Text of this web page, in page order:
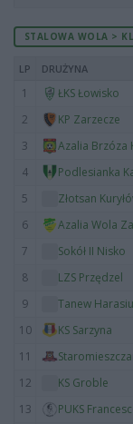
STALOWA WOLA >
LP DRUŻYNA
1 ŁKS Łowisko
2
KP Zarzecze
3
Azalia Brzóza
4
Podlesianka
5
Złotsan
6
Azalia Wola
7
Sokół II Nisko
8
LZS Przędzel
9
Tanew
10
KS Sarzyna
11
12
KS Groble
13
PUKS